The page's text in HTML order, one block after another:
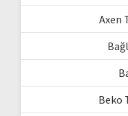
Axen
Beko